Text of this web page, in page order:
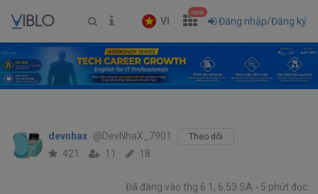
VI
new
Đăng nhập/Đăng ký
devnhax @DevNhaX_7901 Theo dõi
421 11 18
Đã đăng vào thg 6 1, 6:53 SA 5 phút đọc